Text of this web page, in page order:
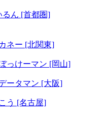
るん [首都圏]
カネー [北関東]
っけーマン [岡山]
ータマン [大阪]
こう [名古屋]